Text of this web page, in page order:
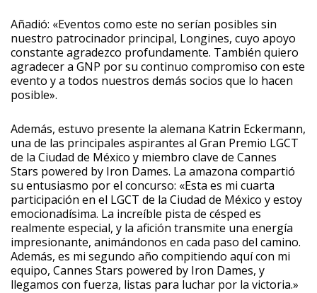
Añadió: «Eventos como este no serían posibles sin
nuestro patrocinador principal, Longines, cuyo apoyo
constante agradezco profundamente. También quiero
agradecer a GNP por su continuo compromiso con este
evento y a todos nuestros demás socios que lo hacen
posible».
Además, estuvo presente la alemana Katrin Eckermann,
una de las principales aspirantes al Gran Premio LGCT
de la Ciudad de México y miembro clave de Cannes
Stars powered by Iron Dames. La amazona compartió
su entusiasmo por el concurso: «Esta es mi cuarta
participación en el LGCT de la Ciudad de México y estoy
emocionadísima. La increíble pista de césped es
realmente especial, y la afición transmite una energía
impresionante, animándonos en cada paso del camino.
Además, es mi segundo año compitiendo aquí con mi
equipo, Cannes Stars powered by Iron Dames, y
llegamos con fuerza, listas para luchar por la victoria.»